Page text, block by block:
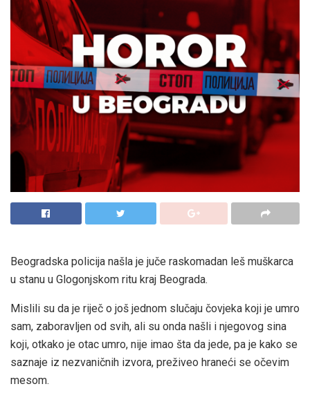
Beogradska policija našla je juče raskomadan leš muškarca
u stanu u Glogonjskom ritu kraj Beograda.
Mislili su da je riječ o još jednom slučaju čovjeka koji je umro
sam, zaboravljen od svih, ali su onda našli i njegovog sina
koji, otkako je otac umro, nije imao šta da jede, pa je kako se
saznaje iz nezvaničnih izvora, preživeo hraneći se očevim
mesom.